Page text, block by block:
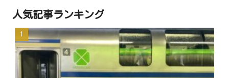
人気記事ランキング